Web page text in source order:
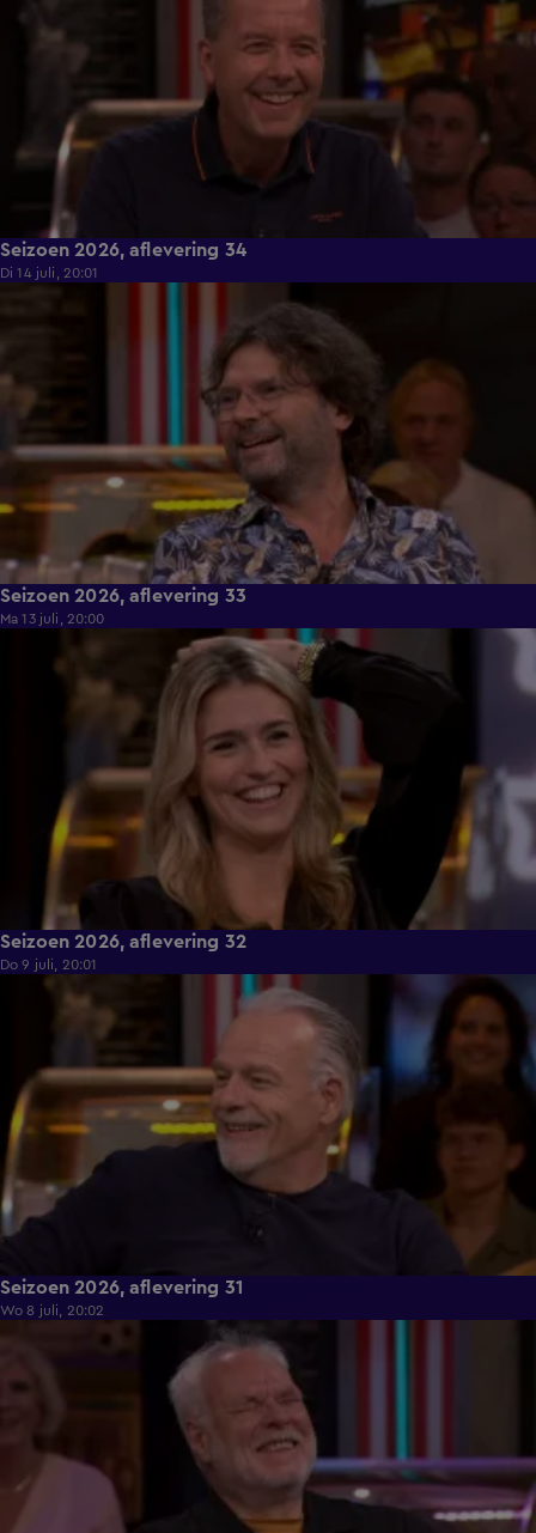
Seizoen 2026, aflevering 34
Di 14 juli, 20:01
Seizoen 2026, aflevering 33
Ma 13 juli, 20:00
Seizoen 2026, aflevering 32
Do 9 juli, 20:01
57:59
Seizoen 2026, aflevering 31
Wo 8 juli, 20:02